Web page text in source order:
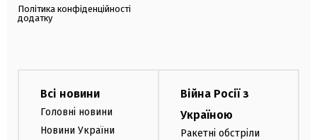
Політика конфіденційності
додатку
Всі новини
Головні новини
Новини України
Війна Росії з
Україною
Ракетні обстріли